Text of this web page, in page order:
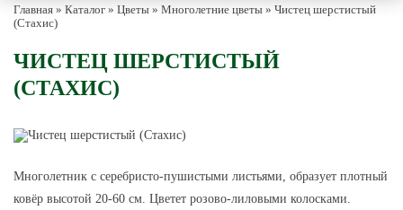
Главная » Каталог » Цветы » Многолетние цветы » Чистец шерстистый
(Стахис)
ЧИСТЕЦ ШЕРСТИСТЫЙ
(СТАХИС)
Многолетник с серебристо-пушистыми листьями, образует плотный
ковёр высотой 20-60 см. Цветет розово-лиловыми колосками.